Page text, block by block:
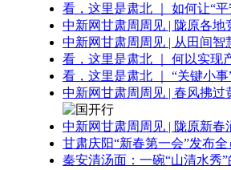
看，这里是肃北 ｜ 如何让“
中新网甘肃周周见 | 陇原各地
中新网甘肃周周见 | 从田间
看，这里是肃北 ｜ 何以实现
看，这里是肃北 ｜ “关键小事
中新网甘肃周周见 | 春风拂过
中新网甘肃周周见 | 陇原新
甘肃庆阳“新春第一会”发布全
秦安清汤面：一碗“山清水秀